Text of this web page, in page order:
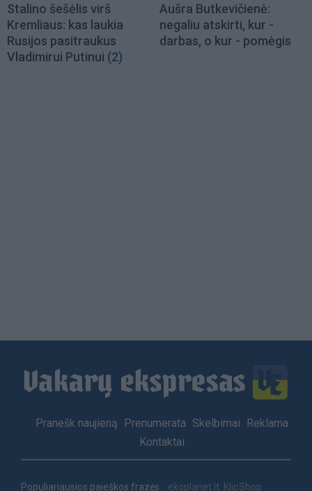
Stalino šešėlis virš
Kremliaus: kas laukia
Rusijos pasitraukus
Vladimirui Putinui (2)
Aušra Butkevičienė:
negaliu atskirti, kur -
darbas, o kur - pomėgis
Footer
Pranešk naujieną Prenumerata Skelbimai
Reklama
Kontaktai
Populiariausios paieškos frazės: ekoplanet.lt KlipShop